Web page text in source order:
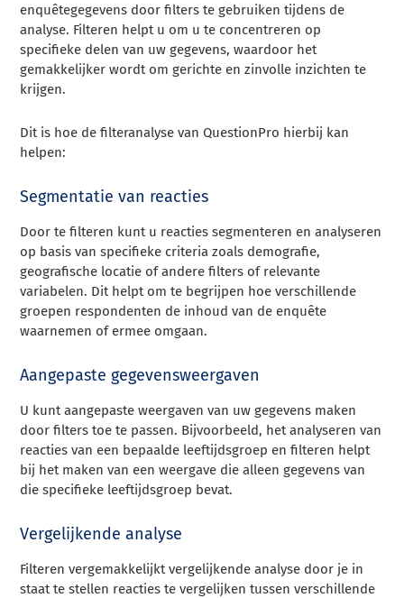
enquêtegegevens door filters te gebruiken tijdens de
analyse. Filteren helpt u om u te concentreren op
specifieke delen van uw gegevens, waardoor het
gemakkelijker wordt om gerichte en zinvolle inzichten te
krijgen.
Dit is hoe de filteranalyse van QuestionPro hierbij kan
helpen:
Segmentatie van reacties
Door te filteren kunt u reacties segmenteren en analyseren
op basis van specifieke criteria zoals demografie,
geografische locatie of andere filters of relevante
variabelen. Dit helpt om te begrijpen hoe verschillende
groepen respondenten de inhoud van de enquête
waarnemen of ermee omgaan.
Aangepaste gegevensweergaven
U kunt aangepaste weergaven van uw gegevens maken
door filters toe te passen. Bijvoorbeeld, het analyseren van
reacties van een bepaalde leeftijdsgroep en filteren helpt
bij het maken van een weergave die alleen gegevens van
die specifieke leeftijdsgroep bevat.
Vergelijkende analyse
Filteren vergemakkelijkt vergelijkende analyse door je in
staat te stellen reacties te vergelijken tussen verschillende